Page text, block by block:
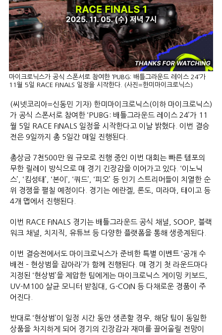
마이크로닉스가 공식 스폰서로 참여한 ‘PUBG: 배틀그라운드 레이스 24’가
11월 5일 RACE FINALS 일정을 시작한다. (사진=한미마이크로닉스)
(씨넷코리아=신동민 기자) 한미마이크로닉스(이하 마이크로닉스)
가 공식 스폰서로 참여한 ‘PUBG: 배틀그라운드 레이스 24’가 11
월 5일 RACE FINALS 일정을 시작한다고 이날 밝혔다. 이번 결승
전은 9일까지 총 5일간 매일 진행된다.
총상금 7천500만 원 규모로 진행 중인 이번 대회는 빠른 템포의
무한 릴레이 방식으로 매 경기 긴장감을 이어가고 있다. ‘이노닉
스’, ‘킴성태’, ‘본이’, ‘쿼드’, ‘피오’ 등 인기 스트리머들이 치열한 순
위 경쟁을 펼칠 예정이다. 경기는 에란겔, 론도, 미라마, 태이고 등
4개 맵에서 진행된다.
이번 RACE FINALS 경기는 배틀그라운드 공식 채널, SOOP, 블랙
워크 채널, 치지직, 유튜브 등 다양한 플랫폼을 통해 생중계된다.
이번 결승전에서도 마이크로닉스가 준비한 특별 이벤트 ‘공개 수
배전 – 현상범을 잡아라’가 함께 진행된다. 매 경기 첫 라운드마다
지정된 ‘현상범’을 제압한 팀에게는 마이크로닉스 게이밍 키보드,
UV-M100 살균 모니터 받침대, G-COIN 등 다채로운 경품이 주
어진다.
반대로 ‘현상범’이 일정 시간 동안 생존할 경우, 해당 팀이 동일한
상품을 차지하게 되어 경기의 긴장감과 재미를 끌어올릴 전망이